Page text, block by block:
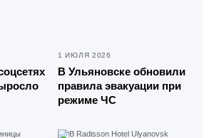
1 ИЮЛЯ 2026
В Ульяновске обновили
правила эвакуации при
режиме ЧС